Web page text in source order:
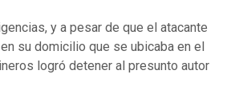
y a pesar de que el atacante
su domicilio que se ubicaba en el
logró detener al presunto autor